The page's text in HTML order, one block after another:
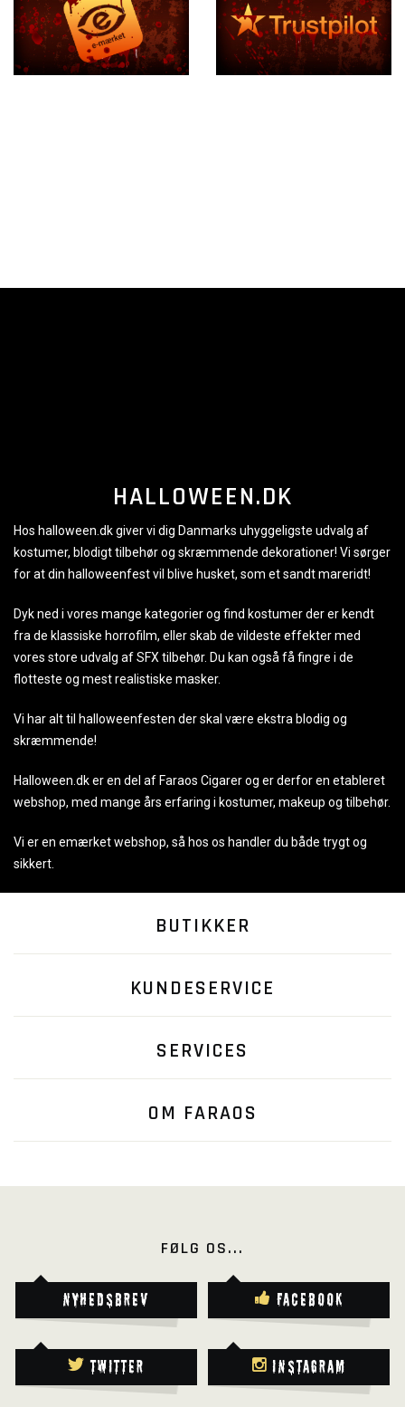
HALLOWEEN.DK
Hos halloween.dk giver vi dig Danmarks uhyggeligste udvalg af
kostumer, blodigt tilbehør og skræmmende dekorationer! Vi sørger
for at din halloweenfest vil blive husket, som et sandt mareridt!
Dyk ned i vores mange kategorier og find kostumer der er kendt
fra de klassiske horrofilm, eller skab de vildeste effekter med
vores store udvalg af SFX tilbehør. Du kan også få fingre i de
flotteste og mest realistiske masker.
Vi har alt til halloweenfesten der skal være ekstra blodig og
skræmmende!
Halloween.dk er en del af Faraos Cigarer og er derfor en etableret
webshop, med mange års erfaring i kostumer, makeup og tilbehør.
Vi er en emærket webshop, så hos os handler du både trygt og
sikkert.
BUTIKKER
KUNDESERVICE
SERVICES
OM FARAOS
FØLG OS...
Nyhedsbrev Facebook
Twitter Instagram